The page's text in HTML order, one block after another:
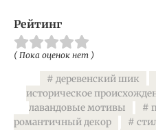
Рейтинг
( Пока оценок нет )
деревенский шик
историческое
лавандовые мотивы
романтичный декор